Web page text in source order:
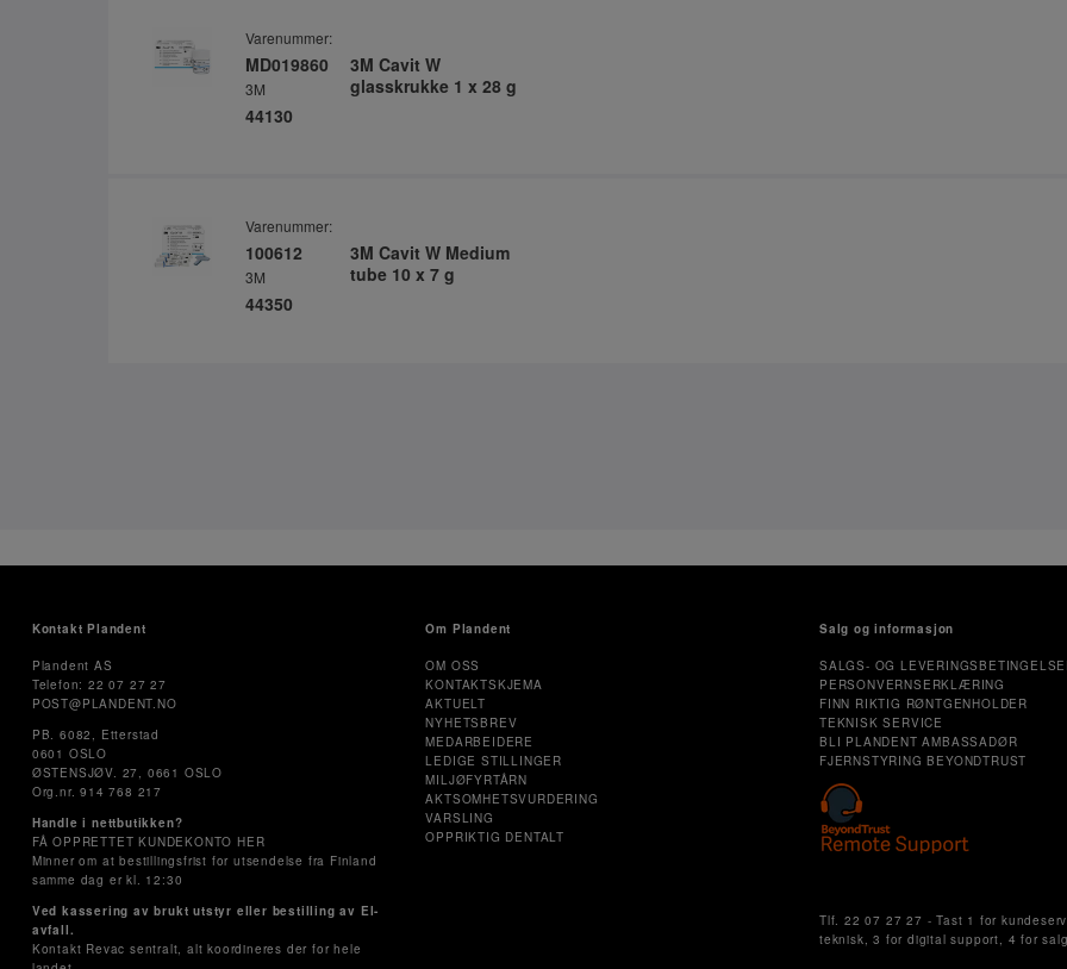
Varenummer:
MD019860
3M
44130
3M Cavit W
glasskrukke 1 x 28 g
Varenummer:
100612
3M
44350
3M Cavit W Medium
tube 10 x 7 g
Kontakt Plandent
Plandent AS
Telefon: 22 07 27 27
POST@PLANDENT.NO
PB. 6082, Etterstad
0601 OSLO
ØSTENSJØV. 27, 0661 OSLO
Org.nr. 914 768 217
Handle i nettbutikken?
FÅ OPPRETTET KUNDEKONTO HER
Minner om at bestillingsfrist for utsendelse fra Finland
samme dag er kl. 12:30
Ved kassering av brukt utstyr eller bestilling av El-
avfall.
Kontakt Revac sentralt, alt koordineres der for hele
Om Plandent
OM OSS
KONTAKTSKJEMA
AKTUELT
NYHETSBREV
MEDARBEIDERE
LEDIGE STILLINGER
MILJØFYRTÅRN
AKTSOMHETSVURDERING
VARSLING
OPPRIKTIG DENTALT
Salg og informasjon
SALGS- OG
PERSONVERNSERKLÆRING
FINN RIKTIG RØNTGENHOLDER
TEKNISK SERVICE
BLI PLANDENT AMBASSADØR
FJERNSTYRING BEYONDTRUST
Tlf. 22 07 27 27 - Tast 1 for
teknisk, 3 for digital support, 4 for